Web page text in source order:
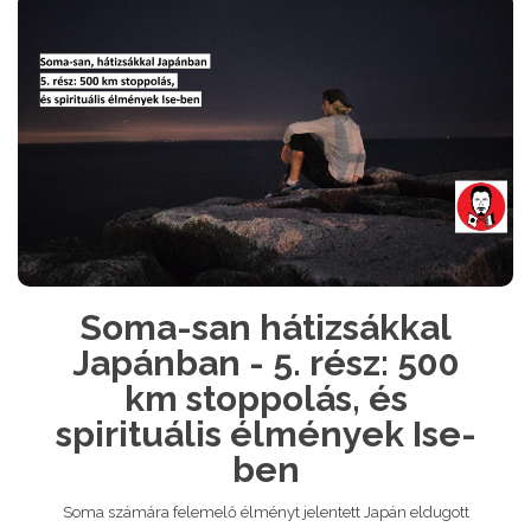
Soma-san hátizsákkal
Japánban - 5. rész: 500
km stoppolás, és
spirituális élmények Ise-
ben
Soma számára felemelő élményt jelentett Japán eldugott